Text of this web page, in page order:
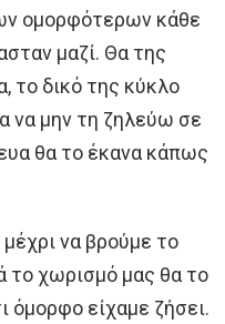
ομορφότερων κάθε
μαζί. Θα της
το δικό της κύκλο
να μην τη ζηλεύω σε
θα το έκανα κάπως
να βρούμε το
το χωρισμό μας θα το
όμορφο είχαμε ζήσει.